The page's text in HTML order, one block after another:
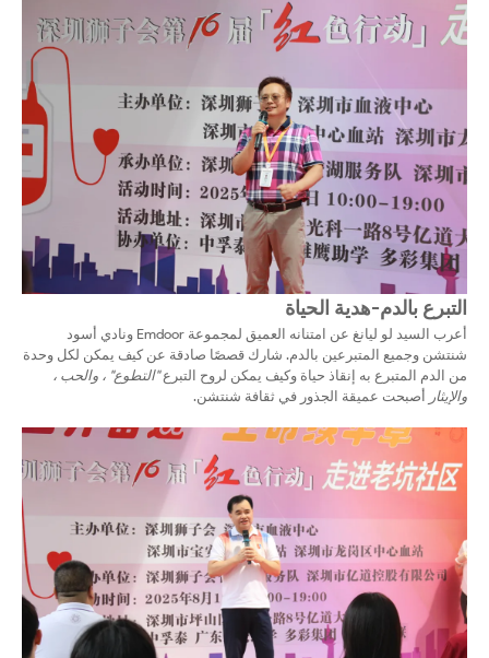
التبرع بالدم-هدية الحياة
أعرب السيد لو ليانغ عن امتنانه العميق لمجموعة Emdoor ونادي أسود
شنتشن وجميع المتبرعين بالدم. شارك قصصًا صادقة عن كيف يمكن لكل وحدة
من الدم المتبرع به إنقاذ حياة وكيف يمكن لروح التبرع"التطوع" ، والحب ،
والإيثار أصبحت عميقة الجذور في ثقافة شنتشن.